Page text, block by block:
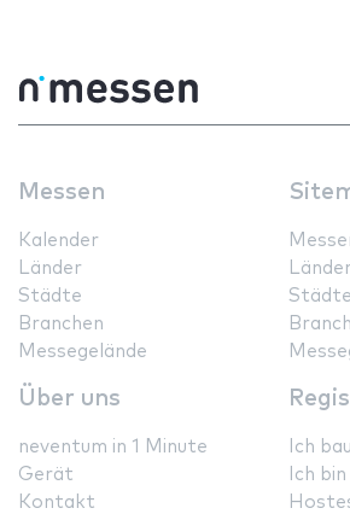
Messen
Kalender
Länder
Städte
Branchen
Messegelände
Städte
Über uns
neventum in 1 Minute
Gerät
Kontakt
Ich
Ich